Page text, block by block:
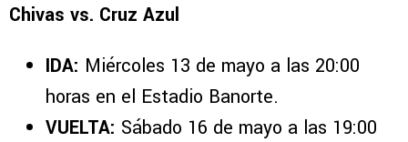
Chivas vs. Cruz Azul
IDA: Miércoles 13 de mayo a las 20:00
horas en el Estadio Banorte.
VUELTA: Sábado 16 de mayo a las 19:00